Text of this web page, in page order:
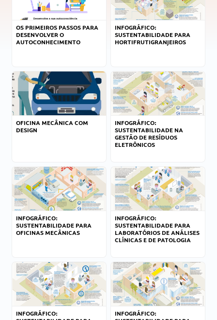
OS PRIMEIROS PASSOS PARA
DESENVOLVER O
AUTOCONHECIMENTO
INFOGRÁFICO:
SUSTENTABILIDADE PARA
HORTIFRUTIGRANJEIROS
OFICINA MECÂNICA COM
DESIGN
INFOGRÁFICO:
SUSTENTABILIDADE NA
GESTÃO DE RESÍDUOS
ELETRÔNICOS
INFOGRÁFICO:
SUSTENTABILIDADE PARA
OFICINAS MECÂNICAS
INFOGRÁFICO:
SUSTENTABILIDADE PARA
LABORATÓRIOS DE ANÁLISES
CLÍNICAS E DE PATOLOGIA
INFOGRÁFICO:
INFOGRÁFICO: